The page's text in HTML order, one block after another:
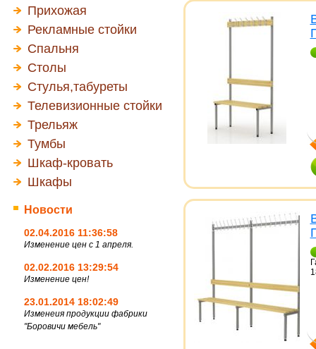
Прихожая
Рекламные стойки
Спальня
Столы
Стулья,табуреты
Телевизионные стойки
Трельяж
Тумбы
Шкаф-кровать
Шкафы
Новости
02.04.2016 11:36:58
Изменение цен с 1 апреля.
02.02.2016 13:29:54
Изменение цен!
23.01.2014 18:02:49
Изменеия продукции фабрики
"Боровичи мебель"